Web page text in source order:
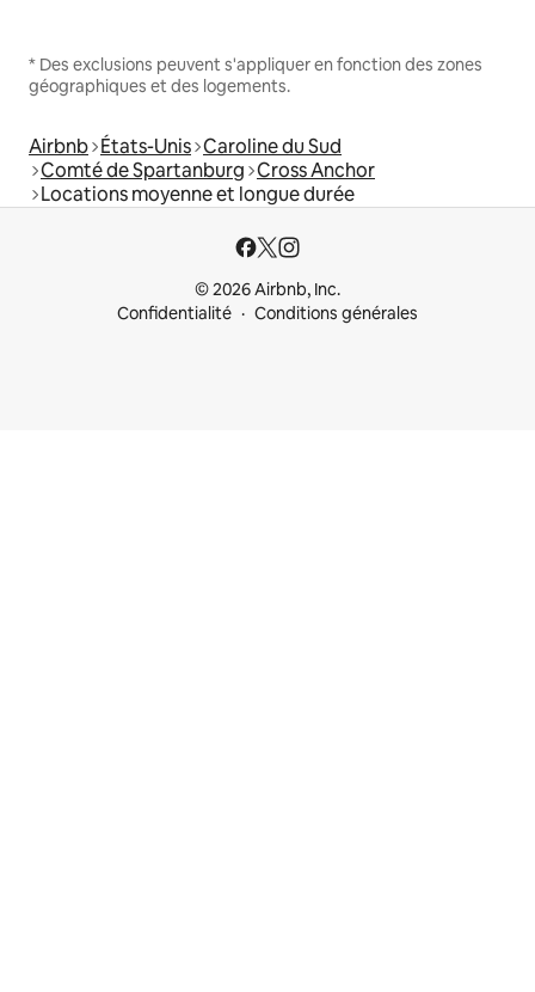
* Des exclusions peuvent s'appliquer en fonction des zones
géographiques et des logements.
Airbnb États-Unis Caroline du Sud
Comté de Spartanburg Cross Anchor
Locations moyenne et longue durée
© 2026 Airbnb, Inc.
Confidentialité
Conditions générales